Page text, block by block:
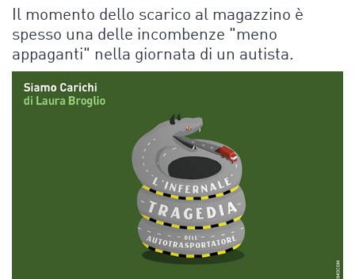
Il momento dello scarico al magazzino è
spesso una delle incombenze "meno
appaganti" nella giornata di un autista.